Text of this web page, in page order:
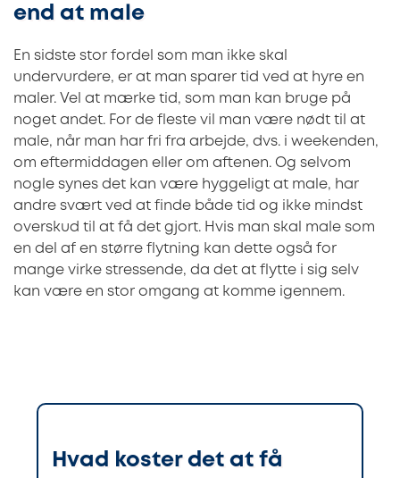
end at male
En sidste stor fordel som man ikke skal
undervurdere, er at man sparer tid ved at hyre en
maler. Vel at mærke tid, som man kan bruge på
noget andet. For de fleste vil man være nødt til at
male, når man har fri fra arbejde, dvs. i weekenden,
om eftermiddagen eller om aftenen. Og selvom
nogle synes det kan være hyggeligt at male, har
andre svært ved at finde både tid og ikke mindst
overskud til at få det gjort. Hvis man skal male som
en del af en større flytning kan dette også for
mange virke stressende, da det at flytte i sig selv
kan være en stor omgang at komme igennem.
Hvad koster det at få